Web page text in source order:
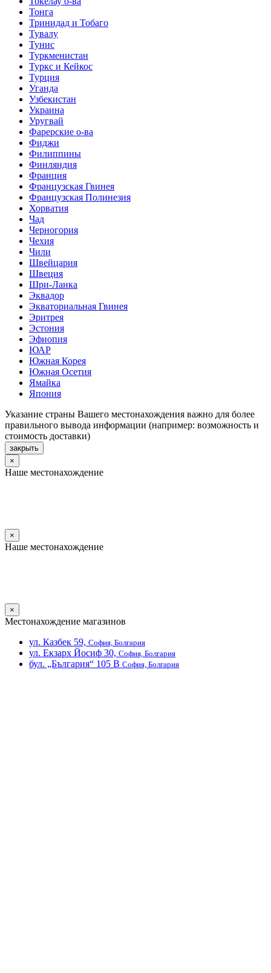
Тонга
Тринидад и Тобаго
Тувалу
Тунис
Туркменистан
Туркс и Кейкос
Турция
Уганда
Узбекистан
Украина
Уругвай
Фарерские о-ва
Фиджи
Филиппины
Финляндия
Франция
Французская Гвинея
Французская Полинезия
Хорватия
Чад
Черногория
Чехия
Чили
Швейцария
Швеция
Шри-Ланка
Эквадор
Экваториальная Гвинея
Эритрея
Эстония
Эфиопия
ЮАР
Южная Корея
Южная Осетия
Ямайка
Япония
Указание страны Вашего местонахождения важно для более
правильного вывода информации (например: возможность и
стоимость доставки)
закрыть
×
Наше местонахождение
×
Наше местонахождение
×
Местонахождение магазинов
ул. Казбек 59, София, Болгария
ул. Екзарх Йосиф 30, София, Болгария
бул. „България“ 105 В София, Болгария